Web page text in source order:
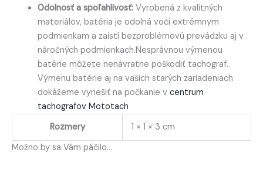
Odolnosť a spoľahlivosť:Vyrobená z kvalitných
materiálov, batéria je odolná voči extrémnym
podmienkam a zaistí bezproblémovú prevádzku aj v
náročných podmienkach.Nesprávnou výmenou
batérie môžete nenávratne poškodiť tachograf.
Výmenu batérie aj na vašich starých zariadeniach
dokážeme vyriešiť na počkanie v centrum
tachografov Mototach
Rozmery
1 × 1 × 3 cm
Možno by sa Vám páčilo…